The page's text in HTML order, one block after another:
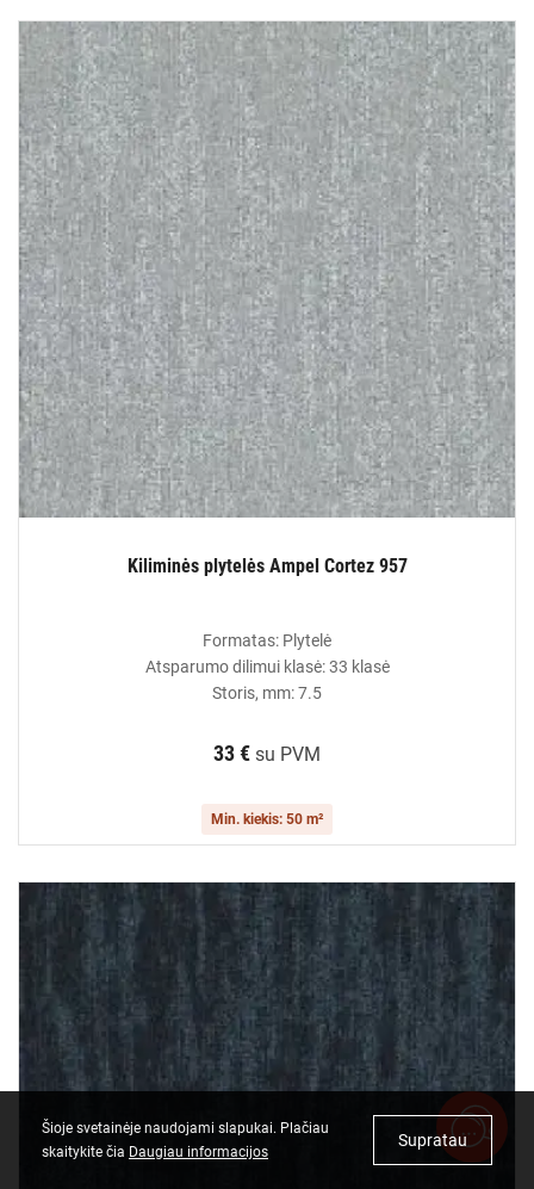
Kiliminės plytelės Ampel Cortez 957
Formatas: Plytelė
Atsparumo dilimui klasė: 33 klasė
Storis, mm: 7.5
33 € su PVM
Min. kiekis: 50 m²
Šioje svetainėje naudojami slapukai. Plačiau
skaitykite čia Daugiau informacijos
Supratau